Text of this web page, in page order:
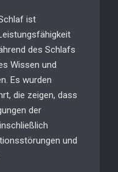
ist
des Schlafs
Wissen und
Es wurden
die zeigen, dass
der
und